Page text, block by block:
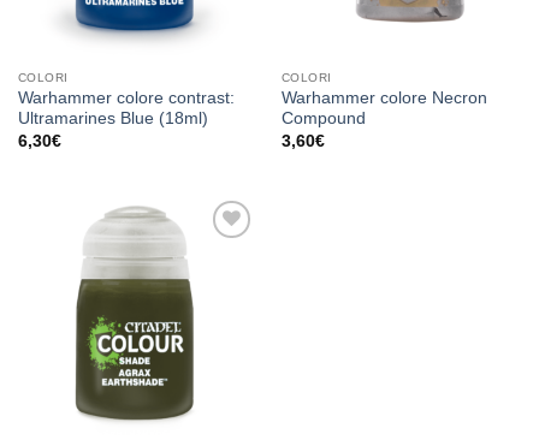
COLORI
Warhammer colore contrast:
Ultramarines Blue (18ml)
6,30€
COLORI
Warhammer colore Necron
Compound
3,60€
desideri